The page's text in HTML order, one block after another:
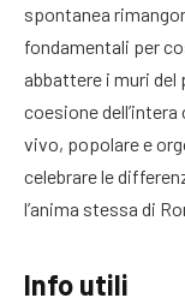
spontanea
fondamentali per
abbattere i muri del
coesione
vivo, popolare e
celebrare le
l’anima stessa di
Info utili